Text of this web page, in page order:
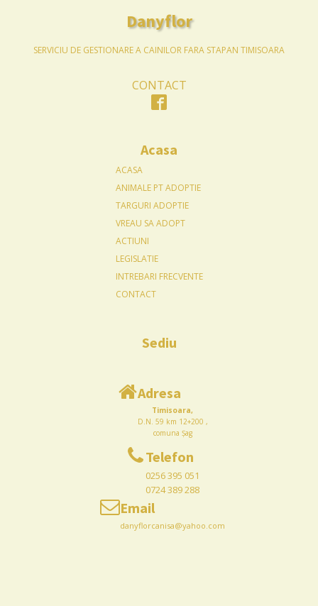
Danyflor
SERVICIU DE GESTIONARE A CAINILOR FARA STAPAN TIMISOARA
CONTACT
Acasa
ACASA
ANIMALE PT ADOPTIE
TARGURI ADOPTIE
VREAU SA ADOPT
ACTIUNI
LEGISLATIE
INTREBARI FRECVENTE
CONTACT
Sediu
Adresa
Timisoara,
D.N. 59 km 12+200 ,
comuna Șag
Telefon
0256 395 051
0724 389 288
Email
danyflorcanisa@yahoo.com